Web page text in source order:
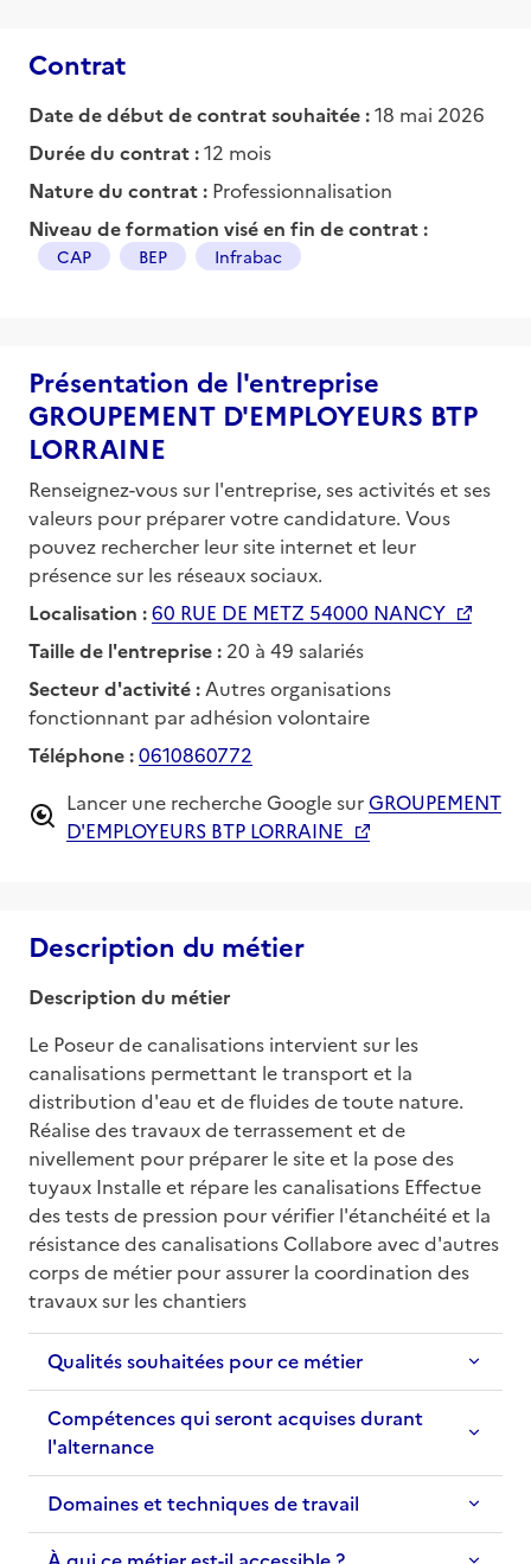
Contrat
Date de début de contrat souhaitée :18 mai 2026
Durée du contrat :12 mois
Nature du contrat : Professionnalisation
Niveau de formation visé en fin de contrat :
CAP BEP Infrabac
Présentation de l'entreprise
GROUPEMENT D'EMPLOYEURS BTP
LORRAINE
Renseignez-vous sur l'entreprise, ses activités et ses
valeurs pour préparer votre candidature. Vous
pouvez rechercher leur site internet et leur
présence sur les réseaux sociaux.
Localisation :60 RUE DE METZ 54000 NANCY
Taille de l'entreprise : 20 à 49 salariés
Secteur d'activité : Autres organisations
fonctionnant par adhésion volontaire
Téléphone :0610860772
Lancer une recherche Google surGROUPEMENT
D'EMPLOYEURS BTP LORRAINE
Description du métier
Description du métier
Le Poseur de canalisations intervient sur les
canalisations permettant le transport et la
distribution d'eau et de fluides de toute nature.
Réalise des travaux de terrassement et de
nivellement pour préparer le site et la pose des
tuyaux Installe et répare les canalisations Effectue
des tests de pression pour vérifier l'étanchéité et la
résistance des canalisations Collabore avec d'autres
corps de métier pour assurer la coordination des
travaux sur les chantiers
Qualités souhaitées pour ce métier
Compétences qui seront acquises durant
l'alternance
Domaines et techniques de travail